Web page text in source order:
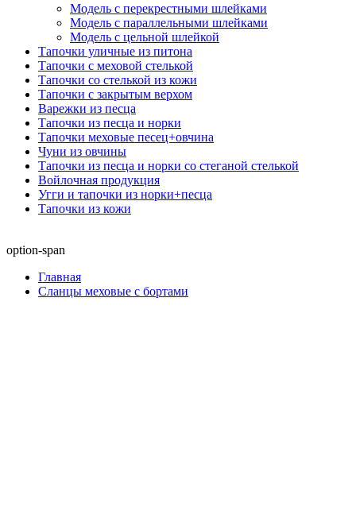
Модель с перекрестными шлейками
Модель с параллельными шлейками
Модель с цельной шлейкой
Тапочки уличные из питона
Тапочки с меховой стелькой
Тапочки со стелькой из кожи
Тапочки с закрытым верхом
Варежки из песца
Тапочки из песца и норки
Тапочки меховые песец+овчина
Чуни из овчины
Тапочки из песца и норки со стеганой стелькой
Войлочная продукция
Угги и тапочки из норки+песца
Тапочки из кожи
option-span
Главная
Сланцы меховые с бортами